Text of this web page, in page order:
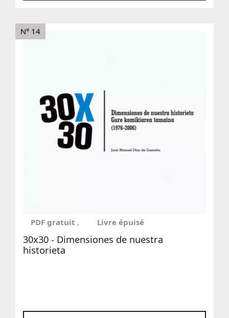
N° 14
PDF gratuit Livre épuisé
30x30 - Dimensiones de nuestra
historieta